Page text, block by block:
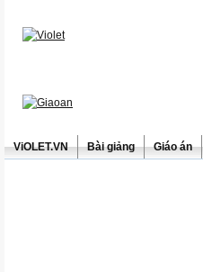
ViOLET.VN Bài giảng Giáo án